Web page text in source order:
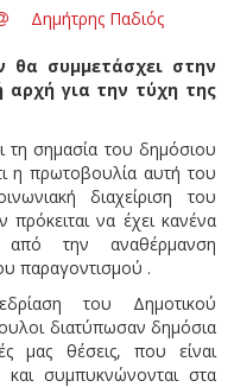
Δημήτρης Παδιός
θα συμμετάσχει στην
αρχή για την τύχη της
τη σημασία του δημόσιου
η πρωτοβουλία αυτή του
διαχείριση του
να έχει κανένα
από την αναθέρμανση
παραγοντισμού .
του Δημοτικού
διατύπωσαν δημόσια
μας θέσεις, που είναι
συμπυκνώνονται στα